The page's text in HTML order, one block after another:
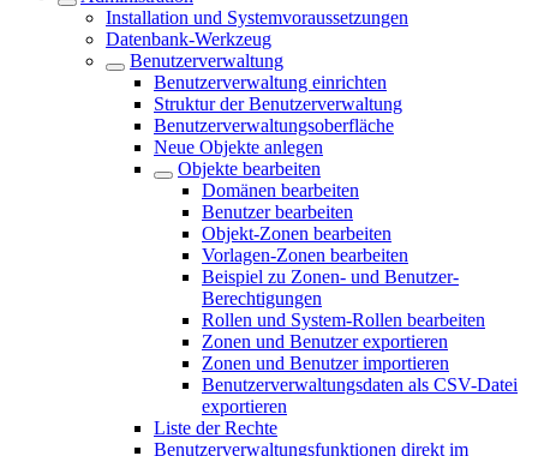
Installation und Systemvoraussetzungen
Datenbank-Werkzeug
Benutzerverwaltung
Benutzerverwaltung einrichten
Struktur der Benutzerverwaltung
Benutzerverwaltungsoberfläche
Neue Objekte anlegen
Objekte bearbeiten
Domänen bearbeiten
Benutzer bearbeiten
Objekt-Zonen bearbeiten
Vorlagen-Zonen bearbeiten
Beispiel zu Zonen- und Benutzer-
Berechtigungen
Rollen und System-Rollen bearbeiten
Zonen und Benutzer exportieren
Zonen und Benutzer importieren
Benutzerverwaltungsdaten als CSV-Datei
exportieren
Liste der Rechte
Benutzerverwaltungsfunktionen direkt im